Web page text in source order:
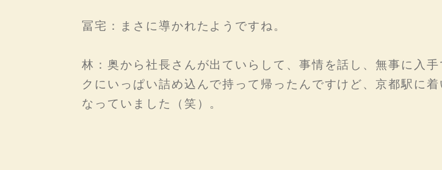
冨宅：まさに導かれたようですね。
林：奥から社長さんが出ていらして、事情を話し、無事に入
クにいっぱい詰め込んで持って帰ったんですけど、京都駅に
なっていました（笑）。